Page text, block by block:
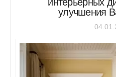
улучшения